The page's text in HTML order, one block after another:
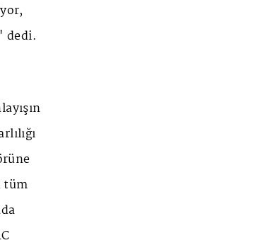
dedi.
tüm